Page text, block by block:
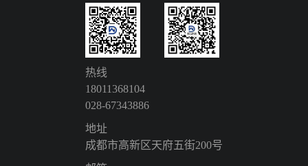
热线
18011368104
028-67343886
地址
成都市高新区天府五街200号